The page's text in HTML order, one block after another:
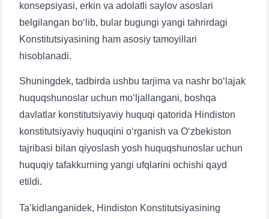
Telefon raqamingiz
konsepsiyasi, erkin va adolatli saylov asoslari
belgilangan bo‘lib, bular bugungi yangi tahrirdagi
Konstitutsiyasining ham asosiy tamoyillari
hisoblanadi.
Shuningdek, tadbirda ushbu tarjima va nashr bo‘lajak
huquqshunoslar uchun mo‘ljallangani, boshqa
davlatlar konstitutsiyaviy huquqi qatorida Hindiston
konstitutsiyaviy huquqini oʻrganish va Oʻzbekiston
tajribasi bilan qiyoslash yosh huquqshunoslar uchun
huquqiy tafakkurning yangi ufqlarini ochishi qayd
etildi.
Ta’kidlanganidek, Hindiston Konstitutsiyasining